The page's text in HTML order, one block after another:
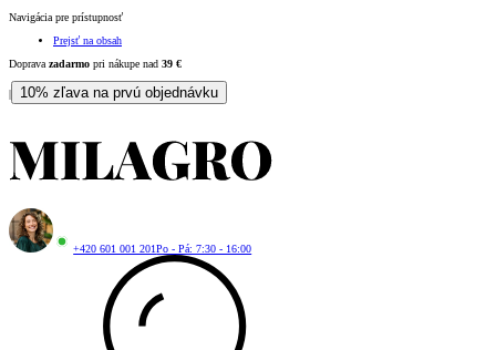
Navigácia pre prístupnosť
Prejsť na obsah
Doprava zadarmo pri nákupe nad 39 €
| 10% zľava na prvú objednávku
+420 601 001 201Po - Pá: 7:30 - 16:00